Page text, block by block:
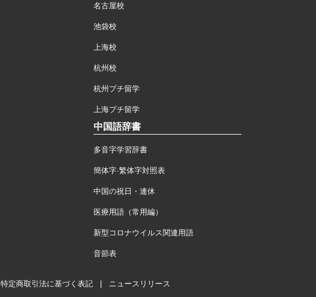
名古屋校
池袋校
上海校
杭州校
杭州プチ留学
上海プチ留学
中国語辞書
多音字学習辞書
簡体字·繁体字対照表
中国の祝日・連休
医療用語（常用編）
新型コロナウイルス関連用語
音節表
特定商取引法に基づく表記 ニュースリリース